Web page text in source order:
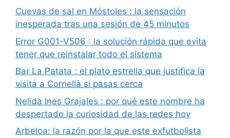
Cuevas de sal en Móstoles : la sensación
inesperada tras una sesión de 45 minutos
Error G001-V506 : la solución rápida que evita
tener que reinstalar todo el sistema
Bar La Patata : el plato estrella que justifica la
visita a Cornellà si pasas cerca
Nelida Ines Grajales : por qué este nombre ha
despertado la curiosidad de las redes hoy
Arbeloa: la razón por la que este exfutbolista